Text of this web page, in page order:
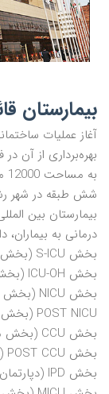
بیمارستان
شش طبقه در شهر
بیمارستان بین
درمانی به
بخش S-ICU (بخش مراقبت های ویژه جراحی)
بخش ICU-OH (بخش مراقبت های ویژه قلب باز)
بخش NICU (بخش مراقبت های ویژه نوزادان)
POST NICU (بخش مراقبت نوزادان پس از مراقبت های ویژه )
بخش CCU (بخش مراقبت های ویژه قلبی)
بخش POST CCU (بخش مراقبت بیماران پس از مراقبت ویژه)
بخش IPD (دپارتمان بیماران بین الملل)